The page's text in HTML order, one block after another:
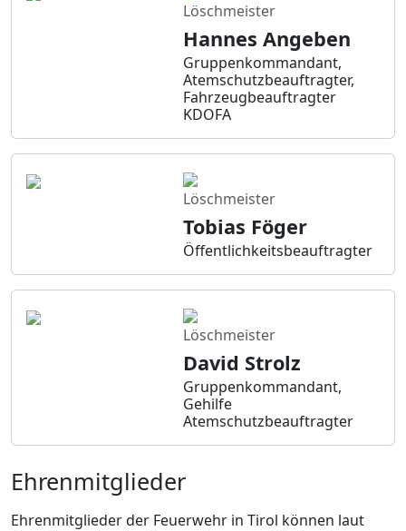
Löschmeister
Hannes Angeben
Gruppenkommandant,
Atemschutzbeauftragter,
Fahrzeugbeauftragter
KDOFA
Löschmeister
Tobias Föger
Öffentlichkeitsbeauftragter
Löschmeister
David Strolz
Gruppenkommandant,
Gehilfe
Atemschutzbeauftragter
Ehrenmitglieder
Ehrenmitglieder der Feuerwehr in Tirol können laut